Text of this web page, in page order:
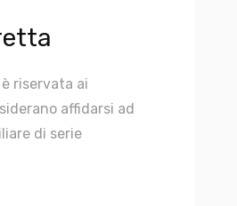
riservata ai
affidarsi ad
di serie